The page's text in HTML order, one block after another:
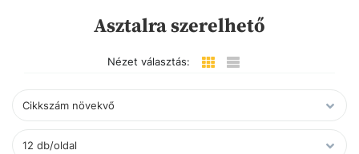
Asztalra szerelhető
Nézet választás: